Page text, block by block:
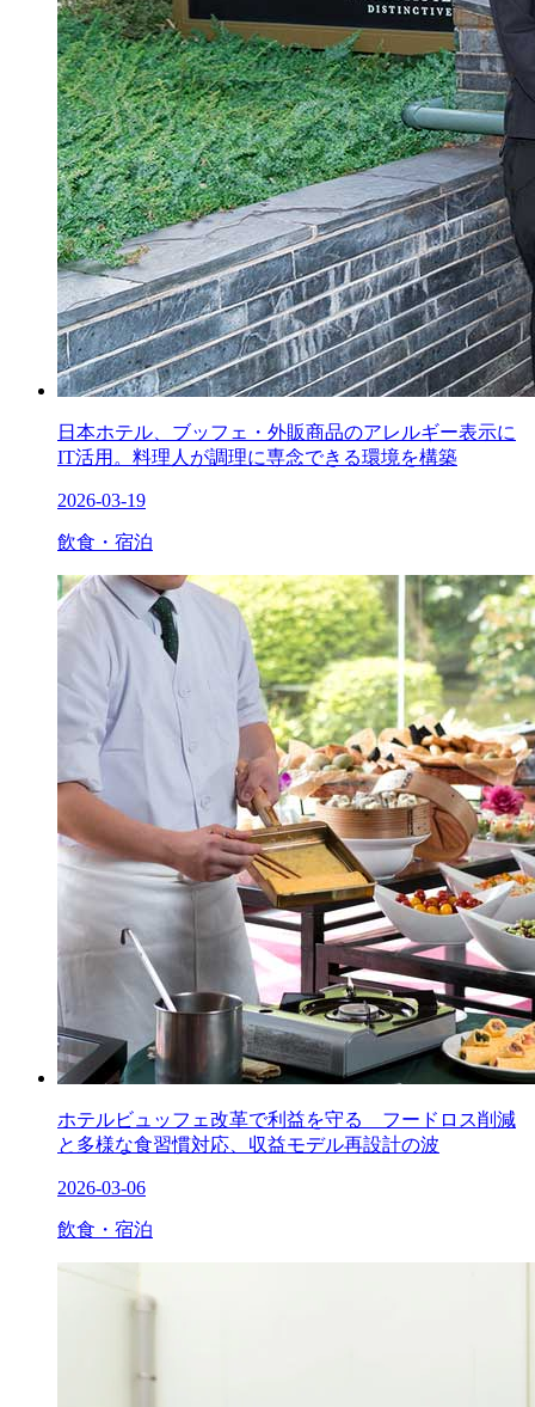
日本ホテル、ブッフェ・外販商品のアレルギー表示に
IT活用。料理人が調理に専念できる環境を構築
2026-03-19
飲食・宿泊
ホテルビュッフェ改革で利益を守る フードロス削減
と多様な食習慣対応、収益モデル再設計の波
2026-03-06
飲食・宿泊